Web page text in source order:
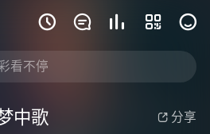
    
美国英语高清电影免
 分享
中歌